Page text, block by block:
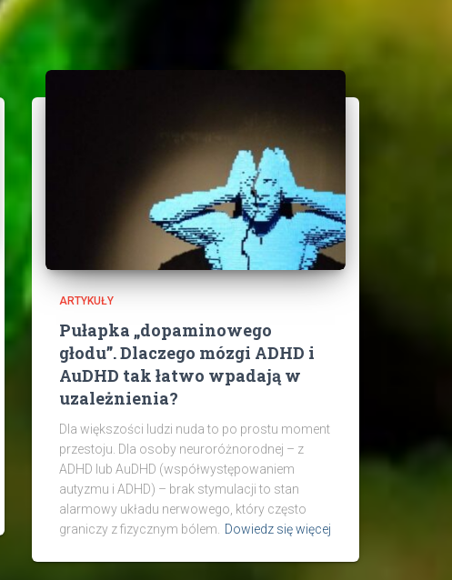
ARTYKUŁY
Pułapka „dopaminowego
głodu”. Dlaczego mózgi ADHD i
AuDHD tak łatwo wpadają w
uzależnienia?
Dla większości ludzi nuda to po prostu moment
przestoju. Dla osoby neuroróżnorodnej – z
ADHD lub AuDHD (współwystępowaniem
autyzmu i ADHD) – brak stymulacji to stan
alarmowy układu nerwowego, który często
graniczy z fizycznym bólem.
Dowiedz się więcej